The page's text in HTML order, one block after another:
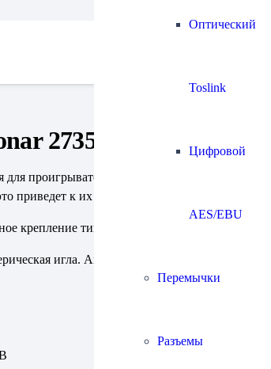
Оптический
Toslink
Цифровой
AES/EBU
Перемычки
Разъемы
2735 Banana DJ
проигрывателя винила. Допускает
приведет к их поломке.
крепление типа SME Disco), так
игла. Аналог Ortofon Concorde.